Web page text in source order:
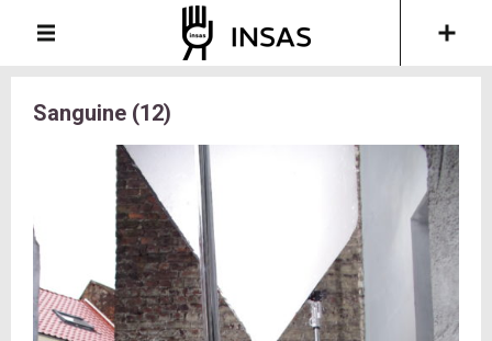
Sanguine (12)